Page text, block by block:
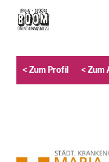
content
< Zum Profil < Zum